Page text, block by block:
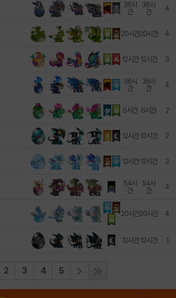
36시
간
36시
간
4
20시간20시간 4
12시간 12시간 3
36시
간
36시
간
4
6시간 6시간 2
12시간 12시간 2
12시간 12시간 3
54시
간
54시
간
4
20시간20시간 4
12시간 12시간 1
2 3 4 5